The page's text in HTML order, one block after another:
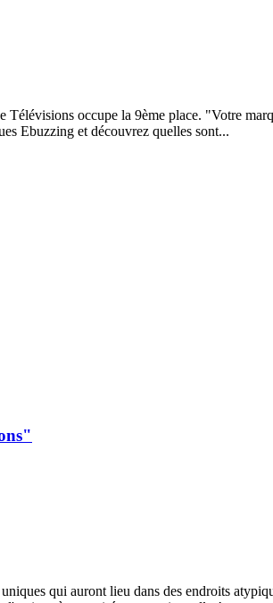
occupe la 9ème place. "Votre
Ebuzzing et découvrez quelles sont...
qui auront lieu dans des endroits